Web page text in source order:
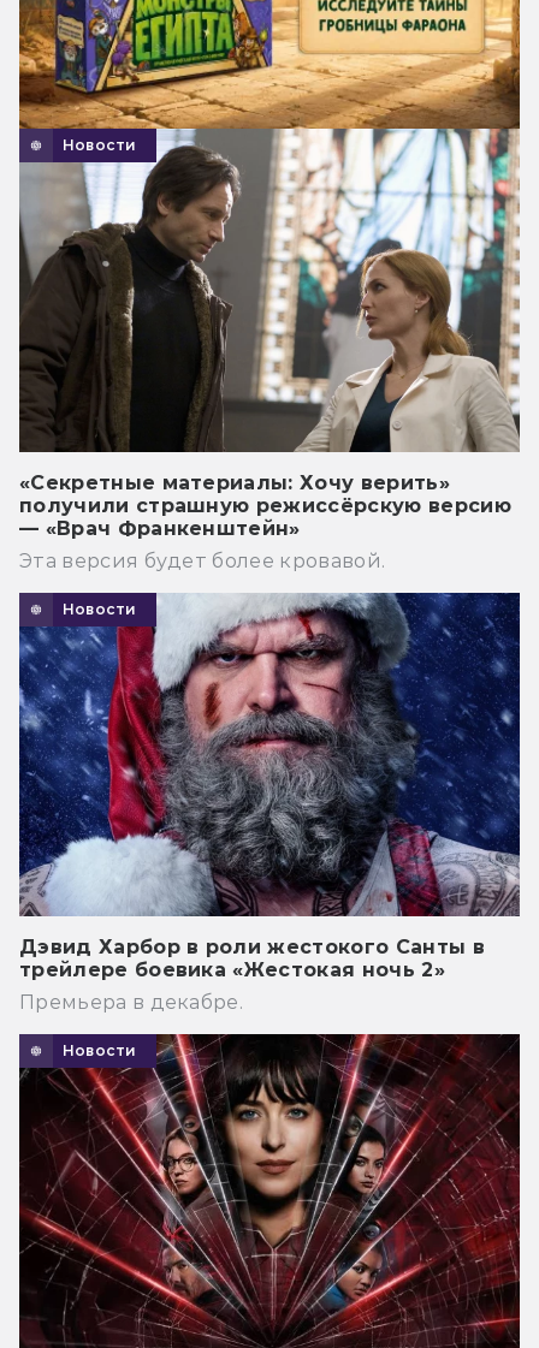
Новости
«Секретные материалы: Хочу верить»
получили страшную режиссёрскую версию
— «Врач Франкенштейн»
Эта версия будет более кровавой.
Новости
Дэвид Харбор в роли жестокого Санты в
трейлере боевика «Жестокая ночь 2»
Премьера в декабре.
Новости